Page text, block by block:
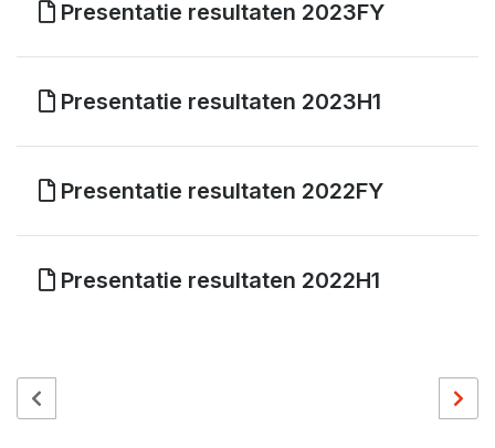
Presentatie resultaten 2023FY
Presentatie resultaten 2023H1
Presentatie resultaten 2022FY
Presentatie resultaten 2022H1